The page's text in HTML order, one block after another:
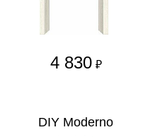
4 830 ₽
DIY Moderno